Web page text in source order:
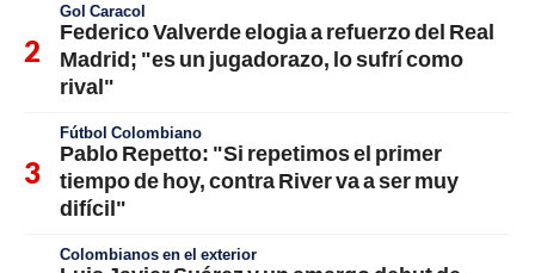
Gol Caracol
Federico Valverde elogia a refuerzo del Real
Madrid; "es un jugadorazo, lo sufrí como
rival"
Fútbol Colombiano
Pablo Repetto: "Si repetimos el primer
tiempo de hoy, contra River va a ser muy
difícil"
Colombianos en el exterior